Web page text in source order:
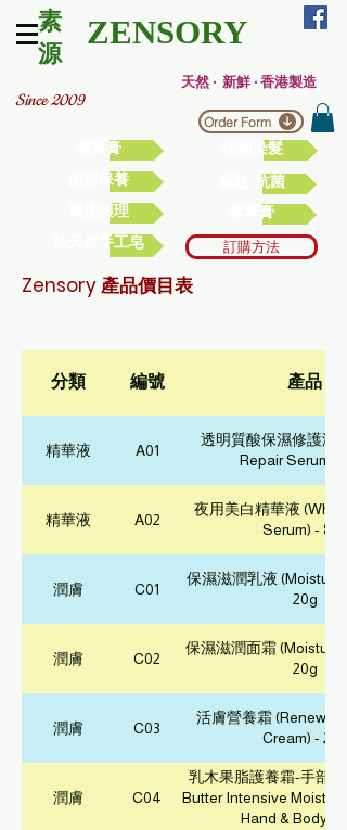
ZENSORY
天然 ‧ 新鮮 ‧ 香港製造
Since 2009
素
源
Order Form
潤唇膏
面部保養
濕疹護理
純天然手工皂
植物染髮
驅蚊/抗菌
紫草膏
訂購方法
Zensory 產品價目表
分類 編號 產品
精華液 A01
透明質酸保濕修護液
Repair Serum) -
精華液 A02
夜用美白精華液
Serum) - 8ml
潤膚 C01
保濕滋潤乳液
20g
潤膚 C02
保濕滋潤面霜
20g
潤膚 C03
活膚營養霜 (Renewal
Cream) - 20g
潤膚 C04
乳木果脂護養霜-手部及
Butter Intensive
Hand & Body) -